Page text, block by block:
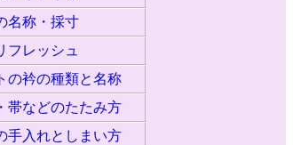
名称・採寸
フレッシュ
の衿の種類と名称
帯などのたたみ方
手入れとしまい方